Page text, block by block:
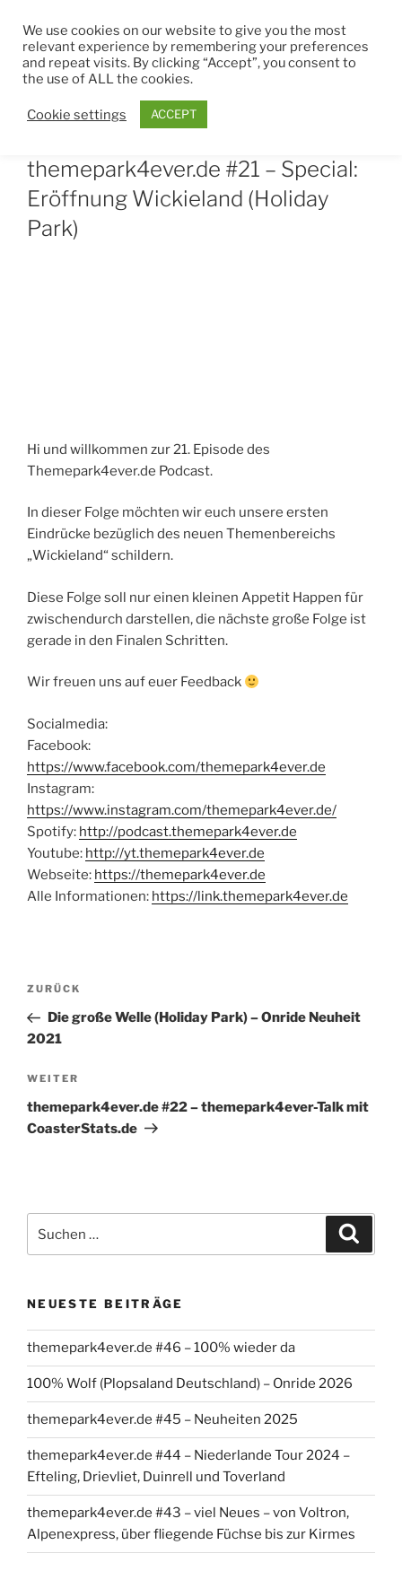
Inhalt
springen
THEMEPARK4EVER
AM
themepark4ever.de #21 – Special:
Eröffnung Wickieland (Holiday
Park)
Hi und willkommen zur 21. Episode des
Themepark4ever.de Podcast.
In dieser Folge möchten wir euch unsere ersten
Eindrücke bezüglich des neuen Themenbereichs
„Wickieland“ schildern.
Diese Folge soll nur einen kleinen Appetit Happen für
zwischendurch darstellen, die nächste große Folge ist
gerade in den Finalen Schritten.
Wir freuen uns auf euer Feedback
Socialmedia:
Facebook:
https://www.facebook.com/themepark4ever.de
Instagram:
https://www.instagram.com/themepark4ever.de/
Spotify: http://podcast.themepark4ever.de
Youtube: http://yt.themepark4ever.de
Webseite: https://themepark4ever.de
Alle Informationen: https://link.themepark4ever.de
Beitragsnavigation
Vorheriger
Beitrag
ZURÜCK
Die große Welle (Holiday Park) – Onride Neuheit
2021
Nächster
Beitrag
WEITER
themepark4ever.de #22 – themepark4ever-Talk mit
CoasterStats.de
nach:
NEUESTE BEITRÄGE
themepark4ever.de #46 – 100% wieder da
100% Wolf (Plopsaland Deutschland) – Onride 2026
themepark4ever.de #45 – Neuheiten 2025
themepark4ever.de #44 – Niederlande Tour 2024 –
Efteling, Drievliet, Duinrell und Toverland
themepark4ever.de #43 – viel Neues – von Voltron,
Alpenexpress, über fliegende Füchse bis zur Kirmes
We use cookies on our website to give you the most
relevant experience by remembering your preferences
and repeat visits. By clicking “Accept”, you consent to
the use of ALL the cookies.
Cookie settings ACCEPT